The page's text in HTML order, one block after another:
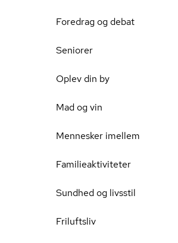
Foredrag og debat
Seniorer
Oplev din by
Mad og vin
Mennesker imellem
Familieaktiviteter
Sundhed og livsstil
Friluftsliv